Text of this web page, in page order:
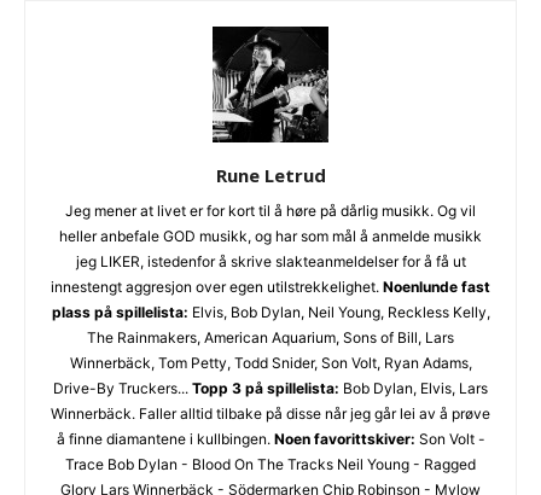
Ønsker du omtale på Dust of Daylight?
Rune Letrud
Jeg mener at livet er for kort til å høre på dårlig musikk. Og vil
heller anbefale GOD musikk, og har som mål å anmelde musikk
jeg LIKER, istedenfor å skrive slakteanmeldelser for å få ut
innestengt aggresjon over egen utilstrekkelighet. Noenlunde fast
plass på spillelista: Elvis, Bob Dylan, Neil Young, Reckless Kelly,
The Rainmakers, American Aquarium, Sons of Bill, Lars
Winnerbäck, Tom Petty, Todd Snider, Son Volt, Ryan Adams,
Drive-By Truckers... Topp 3 på spillelista: Bob Dylan, Elvis, Lars
Winnerbäck. Faller alltid tilbake på disse når jeg går lei av å prøve
å finne diamantene i kullbingen. Noen favorittskiver: Son Volt -
Trace Bob Dylan - Blood On The Tracks Neil Young - Ragged
Glory Lars Winnerbäck - Södermarken Chip Robinson - Mylow